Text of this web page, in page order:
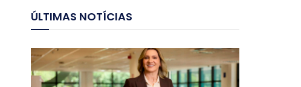
ÚLTIMAS NOTÍCIAS